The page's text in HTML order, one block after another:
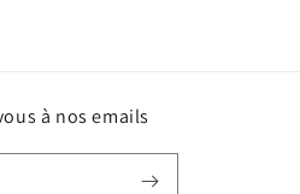
à nos emails